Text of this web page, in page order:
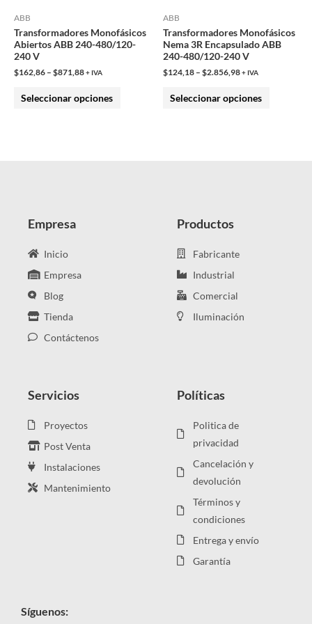
ABB
Transformadores Monofásicos
Abiertos ABB 240-480/120-
240 V
$162,86 – $871,88+ IVA
Seleccionar opciones
elegir
en
ABB
Transformadores Monofásicos
Nema 3R Encapsulado ABB
240-480/120-240 V
$124,18 – $2.856,98+ IVA
Seleccionar opciones
elegir
en
Empresa
Inicio
Empresa
Blog
Tienda
Contáctenos
Productos
Fabricante
Industrial
Comercial
Iluminación
Servicios
Proyectos
Post Venta
Instalaciones
Mantenimiento
Políticas
Politica de
privacidad
Cancelación y
devolución
Términos y
condiciones
Entrega y envío
Garantía
Síguenos: